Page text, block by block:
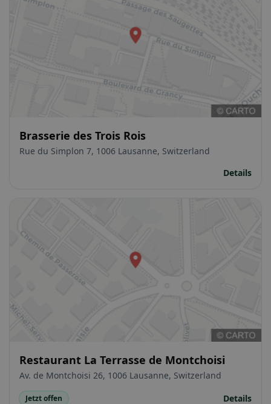
Brasserie des Trois Rois
Rue du Simplon 7, 1006 Lausanne, Switzerland
Details
Restaurant La Terrasse de Montchoisi
Av. de Montchoisi 26, 1006 Lausanne, Switzerland
Jetzt offen Details